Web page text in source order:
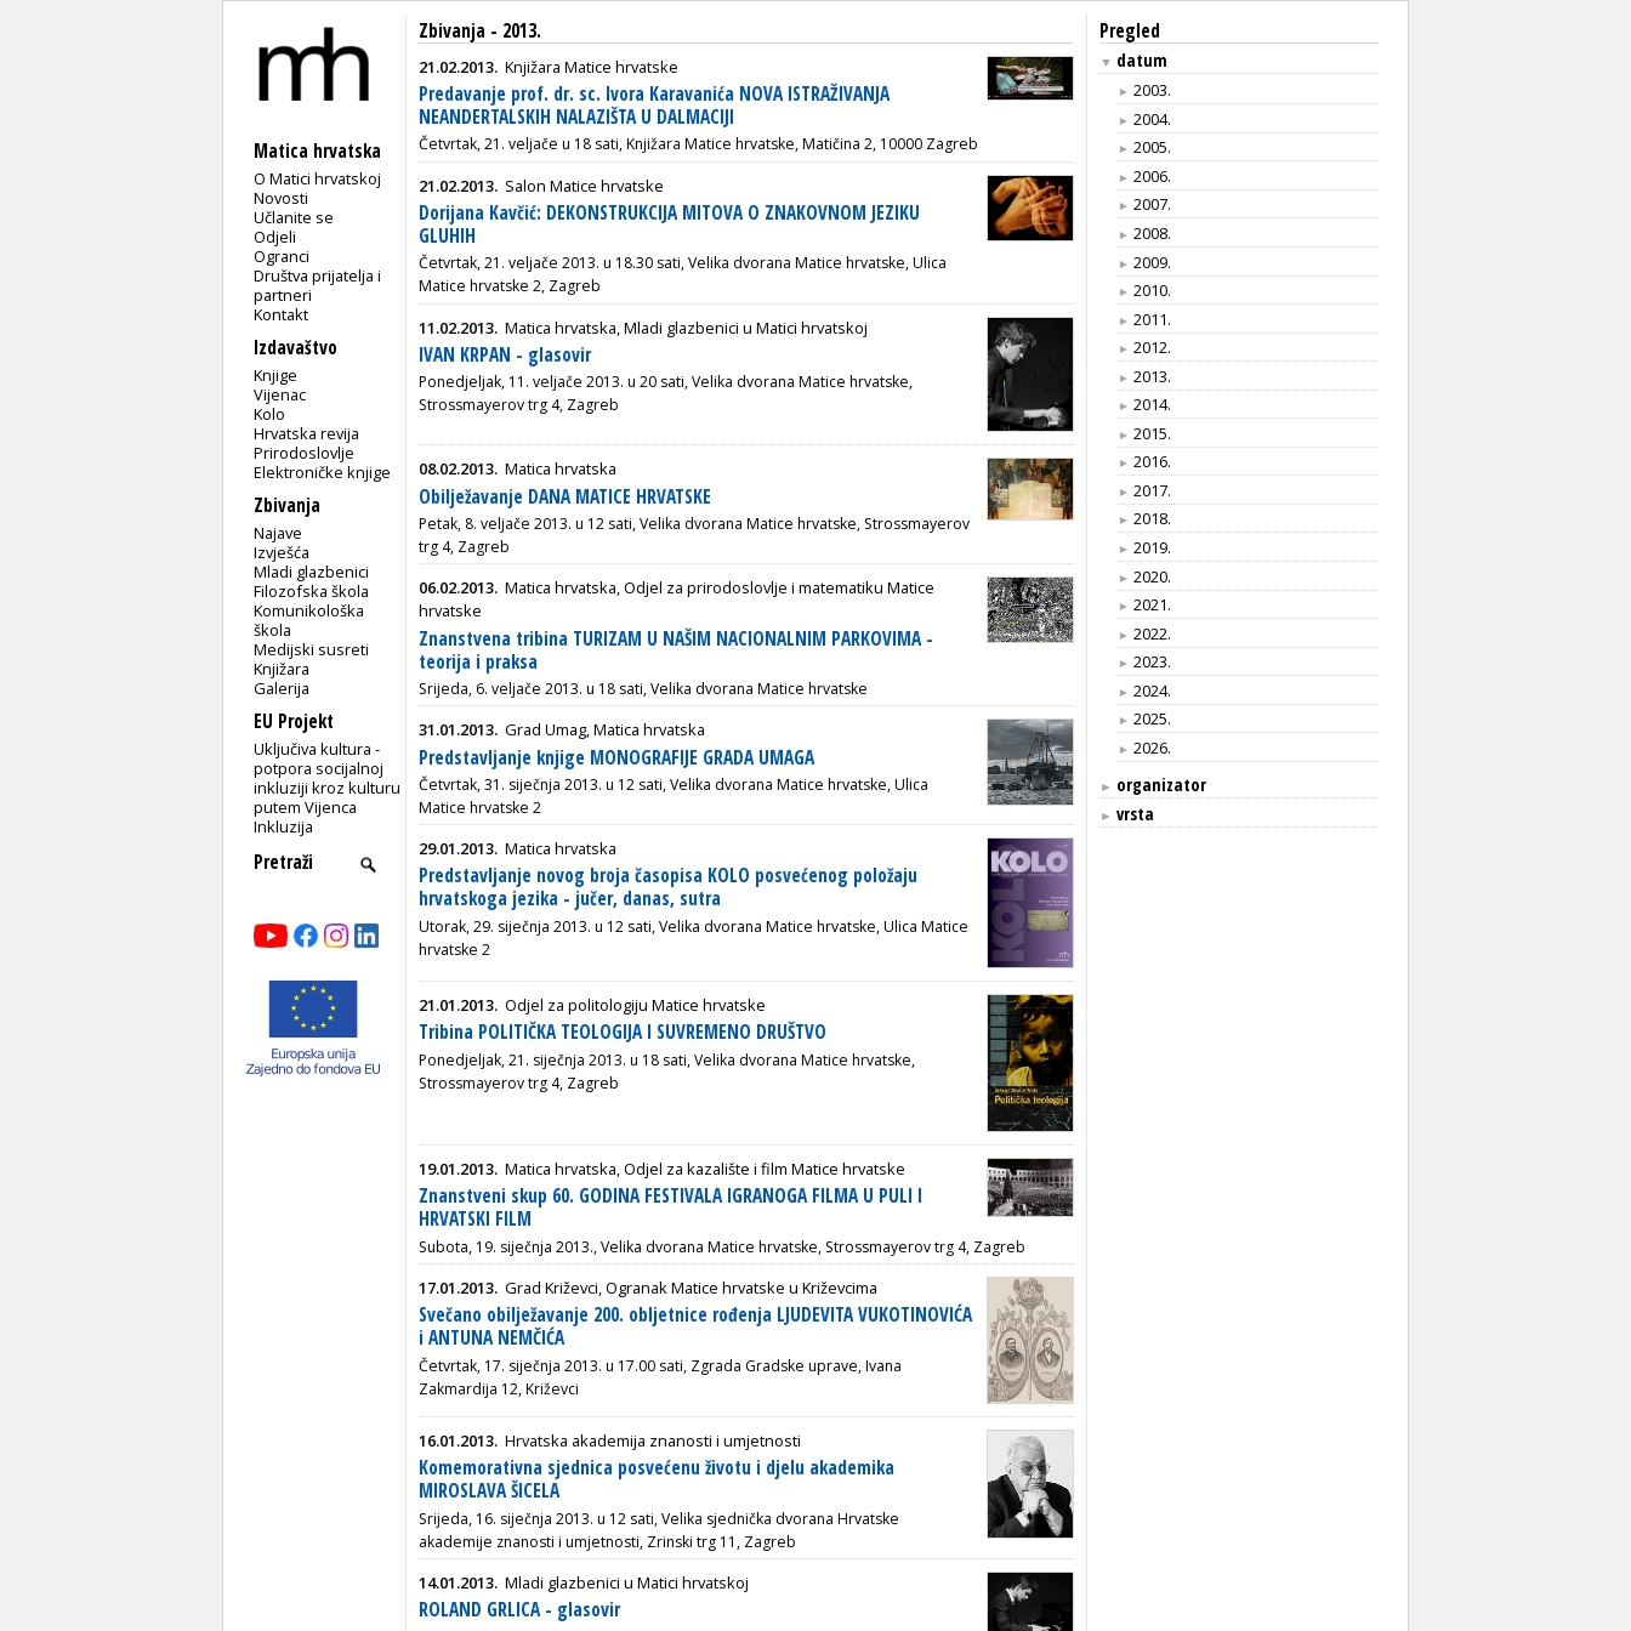
Matica hrvatska
O Matici hrvatskoj
Novosti
Učlanite se
Odjeli
Ogranci
Društva prijatelja i
partneri
Kontakt
Izdavaštvo
Knjige
Vijenac
Kolo
Hrvatska revija
Prirodoslovlje
Elektroničke knjige
Zbivanja
Najave
Izvješća
Mladi glazbenici
Filozofska škola
Komunikološka
škola
Medijski susreti
Knjižara
Galerija
EU Projekt
Uključiva kultura -
potpora socijalnoj
inkluziji kroz kulturu
putem Vijenca
Inkluzija
Zbivanja - 2013.
21.02.2013. Knjižara Matice hrvatske
Predavanje prof. dr. sc. Ivora Karavanića NOVA ISTRAŽIVANJA
NEANDERTALSKIH NALAZIŠTA U DALMACIJI
Četvrtak, 21. veljače u 18 sati, Knjižara Matice hrvatske, Matičina 2, 10000 Zagreb
21.02.2013. Salon Matice hrvatske
Dorijana Kavčić: DEKONSTRUKCIJA MITOVA O ZNAKOVNOM JEZIKU
GLUHIH
Četvrtak, 21. veljače 2013. u 18.30 sati, Velika dvorana Matice hrvatske, Ulica
Matice hrvatske 2, Zagreb
11.02.2013. Matica hrvatska, Mladi glazbenici u Matici hrvatskoj
IVAN KRPAN - glasovir
Ponedjeljak, 11. veljače 2013. u 20 sati, Velika dvorana Matice hrvatske,
Strossmayerov trg 4, Zagreb
08.02.2013. Matica hrvatska
Obilježavanje DANA MATICE HRVATSKE
Petak, 8. veljače 2013. u 12 sati, Velika dvorana Matice hrvatske, Strossmayerov
trg 4, Zagreb
06.02.2013. Matica hrvatska, Odjel za prirodoslovlje i matematiku Matice
hrvatske
Znanstvena tribina TURIZAM U NAŠIM NACIONALNIM PARKOVIMA -
teorija i praksa
Srijeda, 6. veljače 2013. u 18 sati, Velika dvorana Matice hrvatske
31.01.2013. Grad Umag, Matica hrvatska
Predstavljanje knjige MONOGRAFIJE GRADA UMAGA
Četvrtak, 31. siječnja 2013. u 12 sati, Velika dvorana Matice hrvatske, Ulica
Matice hrvatske 2
29.01.2013. Matica hrvatska
Predstavljanje novog broja časopisa KOLO posvećenog položaju
hrvatskoga jezika - jučer, danas, sutra
Utorak, 29. siječnja 2013. u 12 sati, Velika dvorana Matice hrvatske, Ulica Matice
hrvatske 2
21.01.2013. Odjel za politologiju Matice hrvatske
Tribina POLITIČKA TEOLOGIJA I SUVREMENO DRUŠTVO
Ponedjeljak, 21. siječnja 2013. u 18 sati, Velika dvorana Matice hrvatske,
Strossmayerov trg 4, Zagreb
19.01.2013. Matica hrvatska, Odjel za kazalište i film Matice hrvatske
Znanstveni skup 60. GODINA FESTIVALA IGRANOGA FILMA U PULI I
HRVATSKI FILM
Subota, 19. siječnja 2013., Velika dvorana Matice hrvatske, Strossmayerov trg 4, Zagreb
17.01.2013. Grad Križevci, Ogranak Matice hrvatske u Križevcima
Svečano obilježavanje 200. obljetnice rođenja LJUDEVITA VUKOTINOVIĆA
i ANTUNA NEMČIĆA
Četvrtak, 17. siječnja 2013. u 17.00 sati, Zgrada Gradske uprave, Ivana
Zakmardija 12, Križevci
16.01.2013. Hrvatska akademija znanosti i umjetnosti
Komemorativna sjednica posvećenu životu i djelu akademika
MIROSLAVA ŠICELA
Srijeda, 16. siječnja 2013. u 12 sati, Velika sjednička dvorana Hrvatske
akademije znanosti i umjetnosti, Zrinski trg 11, Zagreb
14.01.2013. Mladi glazbenici u Matici hrvatskoj
ROLAND GRLICA - glasovir
Pregled
▼ datum
► 2003.
► 2004.
► 2005.
► 2006.
► 2007.
► 2008.
► 2009.
► 2010.
► 2011.
► 2012.
► 2013.
► 2014.
► 2015.
► 2016.
► 2017.
► 2018.
► 2019.
► 2020.
► 2021.
► 2022.
► 2023.
► 2024.
► 2025.
► 2026.
► organizator
► vrsta